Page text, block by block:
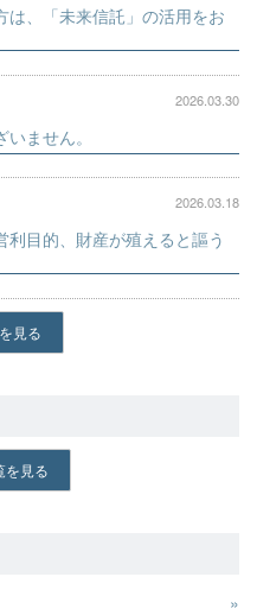
は、「未来信託」の活用をお
2026.03.30
ません。
2026.03.18
利目的、財産が殖えると謳う
見る
を見る
»